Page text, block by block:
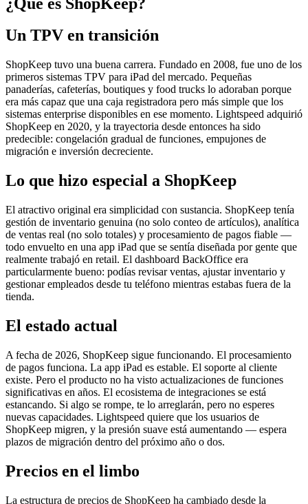
Un TPV en transición
ShopKeep tuvo una buena carrera. Fundado en 2008, fue uno de los
primeros sistemas TPV para iPad del mercado. Pequeñas
panaderías, cafeterías, boutiques y food trucks lo adoraban porque
era más capaz que una caja registradora pero más simple que los
sistemas enterprise disponibles en ese momento. Lightspeed adquirió
ShopKeep en 2020, y la trayectoria desde entonces ha sido
predecible: congelación gradual de funciones, empujones de
migración e inversión decreciente.
Lo que hizo especial a ShopKeep
El atractivo original era simplicidad con sustancia. ShopKeep tenía
gestión de inventario genuina (no solo conteo de artículos), analítica
de ventas real (no solo totales) y procesamiento de pagos fiable —
todo envuelto en una app iPad que se sentía diseñada por gente que
realmente trabajó en retail. El dashboard BackOffice era
particularmente bueno: podías revisar ventas, ajustar inventario y
gestionar empleados desde tu teléfono mientras estabas fuera de la
tienda.
El estado actual
A fecha de 2026, ShopKeep sigue funcionando. El procesamiento
de pagos funciona. La app iPad es estable. El soporte al cliente
existe. Pero el producto no ha visto actualizaciones de funciones
significativas en años. El ecosistema de integraciones se está
estancando. Si algo se rompe, te lo arreglarán, pero no esperes
nuevas capacidades. Lightspeed quiere que los usuarios de
ShopKeep migren, y la presión suave está aumentando — espera
plazos de migración dentro del próximo año o dos.
Precios en el limbo
La estructura de precios de ShopKeep ha cambiado desde la